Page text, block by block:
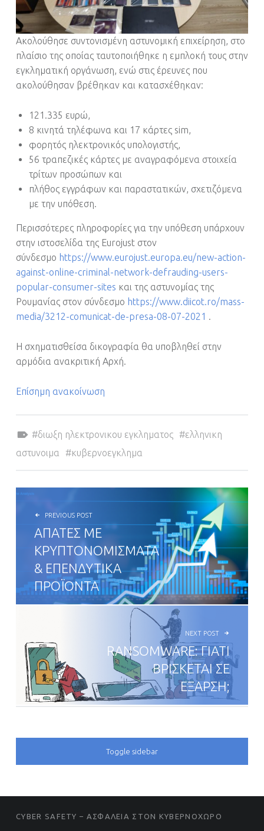
Ακολούθησε συντονισμένη αστυνομική επιχείρηση, στο
πλαίσιο της οποίας ταυτοποιήθηκε η εμπλοκή τους στην
εγκληματική οργάνωση, ενώ στις έρευνες που
ακολούθησαν βρέθηκαν και κατασχέθηκαν:
121.335 ευρώ,
8 κινητά τηλέφωνα και 17 κάρτες sim,
φορητός ηλεκτρονικός υπολογιστής,
56 τραπεζικές κάρτες με αναγραφόμενα στοιχεία
τρίτων προσώπων και
πλήθος εγγράφων και παραστατικών, σχετιζόμενα
με την υπόθεση.
Περισσότερες πληροφορίες για την υπόθεση υπάρχουν
στην ιστοσελίδα της Eurojust στον
σύνδεσμο https://www.eurojust.europa.eu/new-action-
against-online-criminal-network-defrauding-users-
popular-consumer-sites και της αστυνομίας της
Ρουμανίας στον σύνδεσμο https://www.diicot.ro/mass-
media/3212-comunicat-de-presa-08-07-2021 .
Η σχηματισθείσα δικογραφία θα υποβληθεί στην
αρμόδια ανακριτική Αρχή.
Επίσημη ανακοίνωση
διωξη ηλεκτρονικου εγκληματος
ελληνικη
αστυνοιμα
κυβερνοεγκλημα
POST NAVIGATION
PREVIOUS POST
ΑΠΑΤΕΣ ΜΕ
ΚΡΥΠΤΟΝΟΜΙΣΜΑΤΑ
& ΕΠΕΝΔΥΤΙΚΑ
ΠΡΟΪΟΝΤΑ
NEXT POST
RANSOMWARE: ΓΙΑΤΙ
ΒΡΙΣΚΕΤΑΙ ΣΕ
ΕΞΑΡΣΗ;
SIDEBAR
Toggle sidebar
FOOTER SIDEBAR
CYBER SAFETY – ΑΣΦΑΛΕΙΑ ΣΤΟΝ ΚΥΒΕΡΝΟΧΩΡΟ